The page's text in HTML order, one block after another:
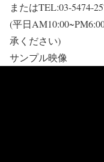
またはTEL:03-5474-
(平日
承ください)
サンプル映像